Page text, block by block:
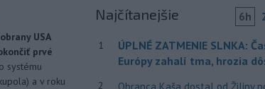
USA
prvé
systému
a v roku
Najčítanejšie 6h
1
ÚPLNÉ ZATMENIE SLNKA:
Európy zahalí tma, hrozia
2